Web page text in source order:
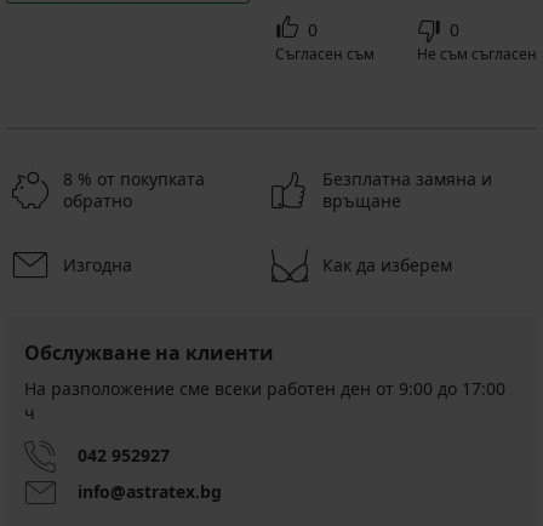
0
Съгласен съм
0
Не съм съгласен
8 % от покупката
обратно
Безплатна замяна и
връщане
Изгодна Как да изберем
Обслужване на клиенти
На разположение сме всеки работен ден от 9:00 до 17:00
ч
042 952927
info@astratex.bg